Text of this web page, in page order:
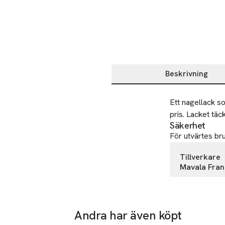
Beskrivning
Beskrivning
Ett nagellack
pris. Lacket
Säkerhet
För utvärtes
Tillverkare
Mavala
Andra har även köpt